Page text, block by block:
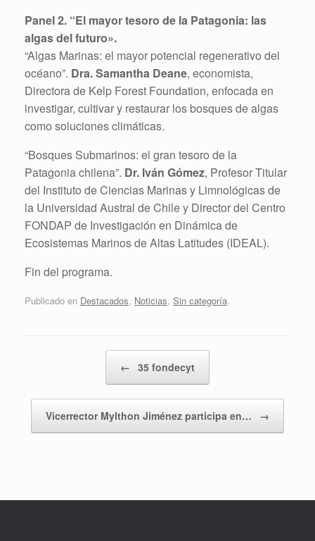
Panel 2. “El mayor tesoro de la Patagonia: las
algas del futuro».
“Algas Marinas: el mayor potencial regenerativo del
océano”. Dra. Samantha Deane, economista,
Directora de Kelp Forest Foundation, enfocada en
investigar, cultivar y restaurar los bosques de algas
como soluciones climáticas.
“Bosques Submarinos: el gran tesoro de la
Patagonia chilena”. Dr. Iván Gómez, Profesor Titular
del Instituto de Ciencias Marinas y Limnológicas de
la Universidad Austral de Chile y Director del Centro
FONDAP de Investigación en Dinámica de
Ecosistemas Marinos de Altas Latitudes (IDEAL).
Fin del programa.
Publicado en Destacados, Noticias, Sin categoría.
← 35 fondecyt
Vicerrector Mylthon Jiménez participa en… →